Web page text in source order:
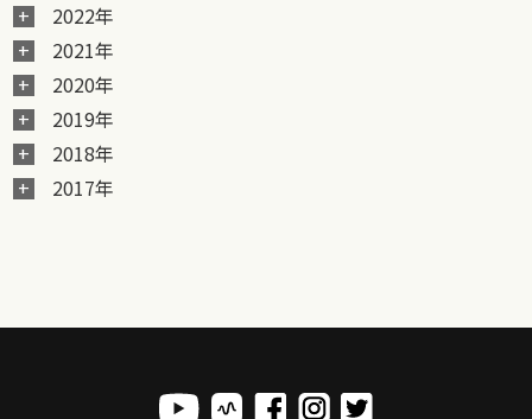
2022年
2021年
2020年
2019年
2018年
2017年